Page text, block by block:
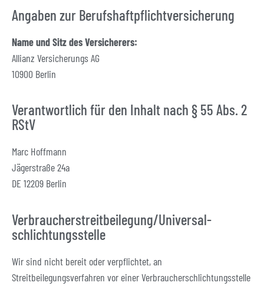
Angaben zur Berufshaftpflichtversicherung
Name und Sitz des Versicherers:
Allianz Versicherungs AG
10900 Berlin
Verantwortlich für den Inhalt nach § 55 Abs. 2
RStV
Marc Hoffmann
Jägerstraße 24a
DE 12209 Berlin
Verbraucher­streit­beilegung/Universal­
schlichtungs­stelle
Wir sind nicht bereit oder verpflichtet, an
Streitbeilegungsverfahren vor einer Verbraucherschlichtungsstelle